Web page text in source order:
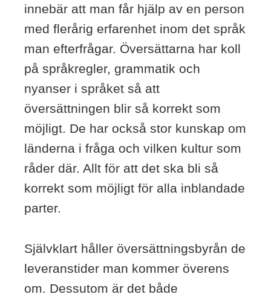
innebär att man får hjälp av en person
med flerårig erfarenhet inom det språk
man efterfrågar. Översättarna har koll
på språkregler, grammatik och
nyanser i språket så att
översättningen blir så korrekt som
möjligt. De har också stor kunskap om
länderna i fråga och vilken kultur som
råder där. Allt för att det ska bli så
korrekt som möjligt för alla inblandade
parter.
Självklart håller översättningsbyrån de
leveranstider man kommer överens
om. Dessutom är det både